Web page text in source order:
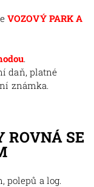
VOZOVÝ PARK A
.
daň, platné
známka.
ROVNÁ SE
polepů a log.